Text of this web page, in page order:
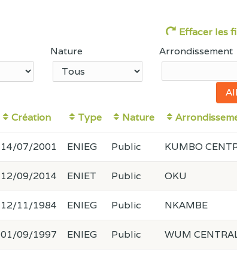
Effacer les
Nature Arrondissement
Création Type Nature
14/07/2001 ENIEG Public KUMBO
12/09/2014 ENIET Public OKU
12/11/1984 ENIEG Public NKAMBE
01/09/1997 ENIEG Public WUM